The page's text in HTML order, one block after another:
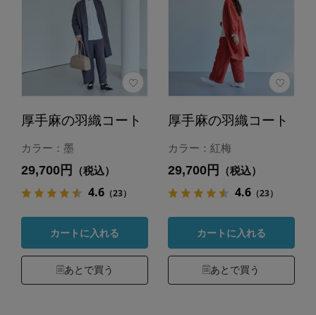
厚手麻の羽織コート
カラー：墨
29,700円 （税込）
4.6（23）
カートに入れる
あとで買う
厚手麻の羽織コート
カラー：紅梅
29,700円 （税込）
4.6（23）
カートに入れる
あとで買う